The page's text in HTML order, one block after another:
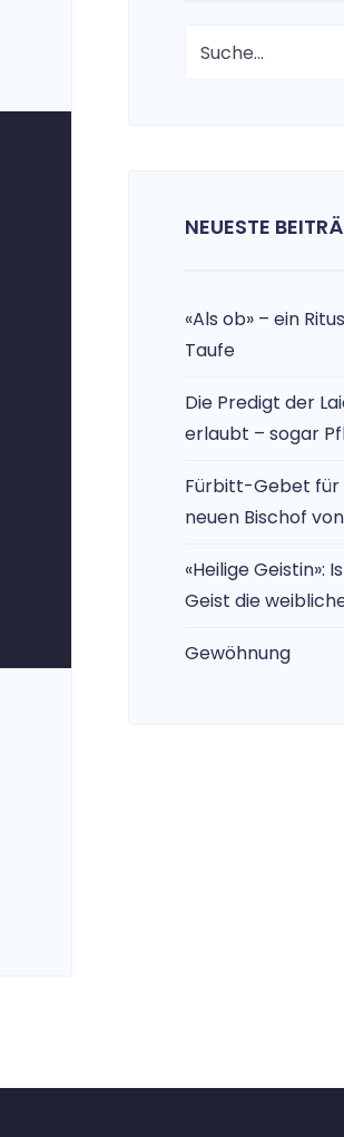
NEUESTE
«Als ob» – ein
Taufe
Die Predigt der
erlaubt – sogar
Fürbitt-Gebet für
neuen Bischof
«Heilige Geistin»:
Geist die
Gewöhnung